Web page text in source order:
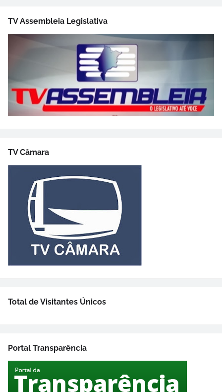
TV Assembleia Legislativa
TV Câmara
Total de Visitantes Únicos
Portal Transparência